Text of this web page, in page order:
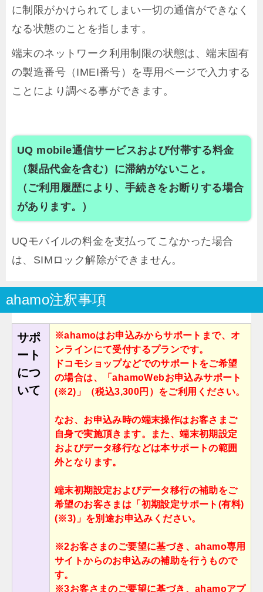
に制限がかけられてしまい一切の通信ができなく
なる状態のことを指します。
端末のネットワーク利用制限の状態は、端末固有
の製造番号（IMEI番号）を専用ページで入力する
ことにより調べる事ができます。
UQ mobile通信サービスおよび付帯する料金
（製品代金を含む）に滞納がないこと。
（ご利用履歴により、手続きをお断りする場合
があります。）
UQモバイルの料金を支払ってこなかった場合
は、SIMロック解除ができません。
ahamo注釈事項
サポ
ート
につ
いて
※ahamoはお申込みからサポートまで、オ
ンラインにて受付するプランです。
ドコモショップなどでのサポートをご希望
の場合は、「ahamoWebお申込みサポート
(※2)」（税込3,300円）をご利⽤ください。
なお、お申込み時の端末操作はお客さまご
⾃⾝で実施頂きます。また、端末初期設定
およびデータ移⾏などは本サポートの範囲
外となります。
端末初期設定およびデータ移⾏の補助をご
希望のお客さまは「初期設定サポート(有料)
(※3)」を別途お申込みください。
※2お客さまのご要望に基づき、ahamo専⽤
サイトからのお申込みの補助を⾏うもので
す。
※3お客さまのご要望に基づき、ahamoアプ